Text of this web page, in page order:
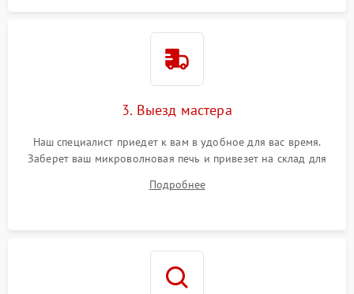
3. Выезд мастера
Наш специалист приедет к вам в удобное для вас время.
Заберет ваш микроволновая печь и привезет на склад для
Подробнее